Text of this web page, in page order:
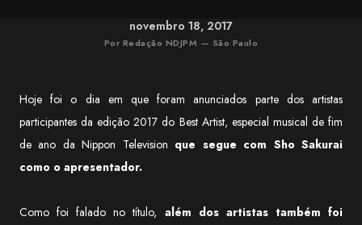
novembro 18, 2017
Por Redação NDJPM — São Paulo
Hoje foi o dia em que foram anunciados parte dos artistas
participantes da edição 2017 do Best Artist, especial musical de fim
de ano da Nippon Television que segue com Sho Sakurai
como o apresentador.
Como foi falado no título, além dos artistas também foi